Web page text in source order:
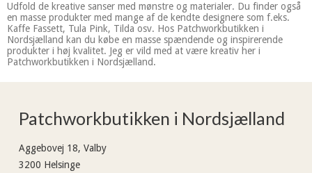
Udfold de kreative sanser med mønstre og materialer. Du finder også
en masse produkter med mange af de kendte designere som f.eks.
Kaffe Fassett, Tula Pink, Tilda osv. Hos Patchworkbutikken i
Nordsjælland kan du købe en masse spændende og inspirerende
produkter i høj kvalitet. Jeg er vild med at være kreativ her i
Patchworkbutikken i Nordsjælland.
Patchworkbutikken i Nordsjælland
Aggebovej 18, Valby
3200 Helsinge